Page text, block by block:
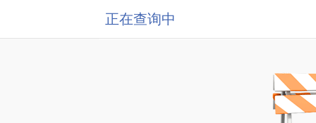
正在查询中